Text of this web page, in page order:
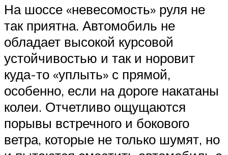
На шоссе «невесомость» руля не
так приятна. Автомобиль не
обладает высокой курсовой
устойчивостью и так и норовит
куда-то «уплыть» с прямой,
особенно, если на дороге накатаны
колеи. Отчетливо ощущаются
порывы встречного и бокового
ветра, которые не только шумят, но